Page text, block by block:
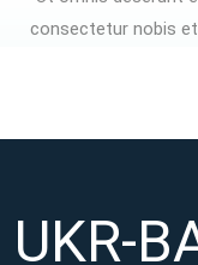
consectetur nobis
enim omnis sed
voluptatem aut
UKR-